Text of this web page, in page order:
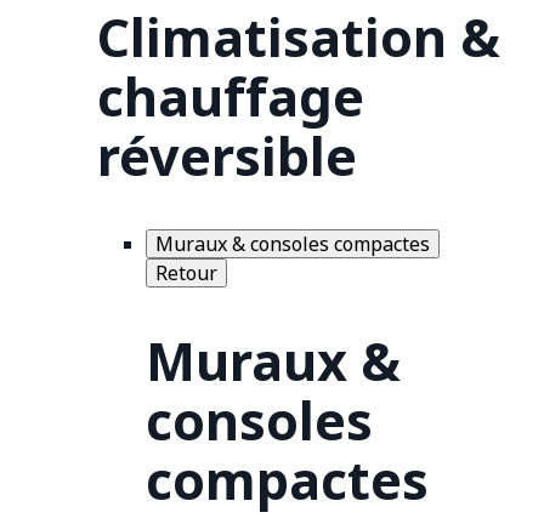
Climatisation &
chauffage
réversible
Muraux & consoles compactes
Retour
Muraux &
consoles
compactes